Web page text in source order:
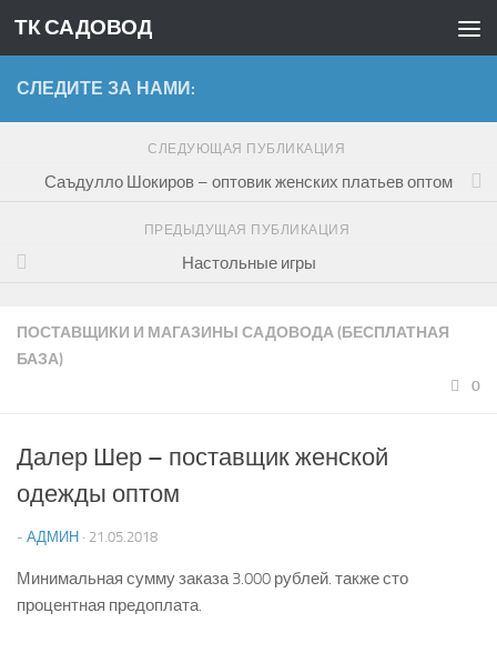
Перейти к содержимому
ТК САДОВОД
ПОСТАВЩИКИ И МАГАЗИНЫ САДОВОДА (БЕСПЛАТНАЯ
БАЗА)
0
Далер Шер – поставщик женской
одежды оптом
- АДМИН · 21.05.2018
Минимальная сумму заказа 3.000 рублей. также сто
процентная предоплата.
СЛЕДИТЕ ЗА НАМИ:
СЛЕДУЮЩАЯ ПУБЛИКАЦИЯ
Саъдулло Шокиров – оптовик женских платьев оптом
ПРЕДЫДУЩАЯ ПУБЛИКАЦИЯ
Настольные игры